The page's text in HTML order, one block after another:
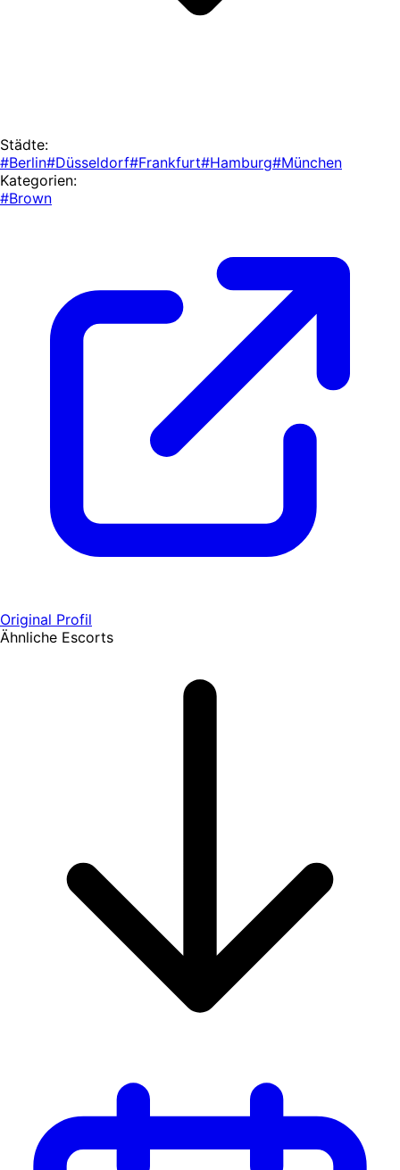
Städte:
#Berlin#Düsseldorf#Frankfurt#Hamburg#München
Kategorien:
#Brown
Original Profil
Ähnliche Escorts